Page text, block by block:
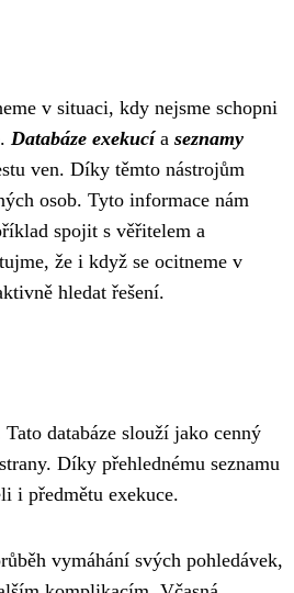
v situaci, kdy nejsme schopni
Databáze exekucía seznamy
ven. Díky těmto nástrojům
osob. Tyto informace nám
spojit s věřitelem a
že i když se ocitneme v
hledat řešení.
databáze slouží jako cenný
Díky přehlednému seznamu
i předmětu exekuce.
vymáhání svých pohledávek,